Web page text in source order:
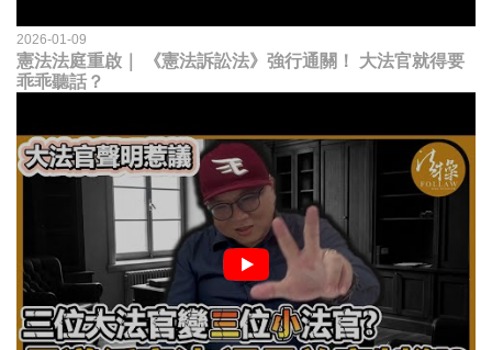
2026-01-09
憲法法庭重啟｜ 《憲法訴訟法》強行通關！ 大法官就得要
乖乖聽話？